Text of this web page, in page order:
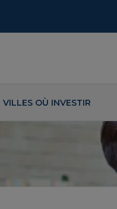
VILLES OÙ INVESTIR